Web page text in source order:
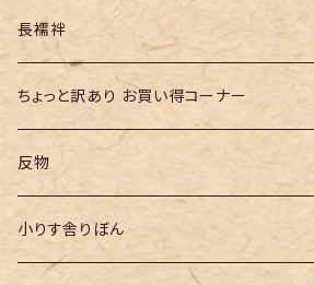
長襦袢
ちょっと訳あり お買い得コーナー
反物
小りす舎りぼん